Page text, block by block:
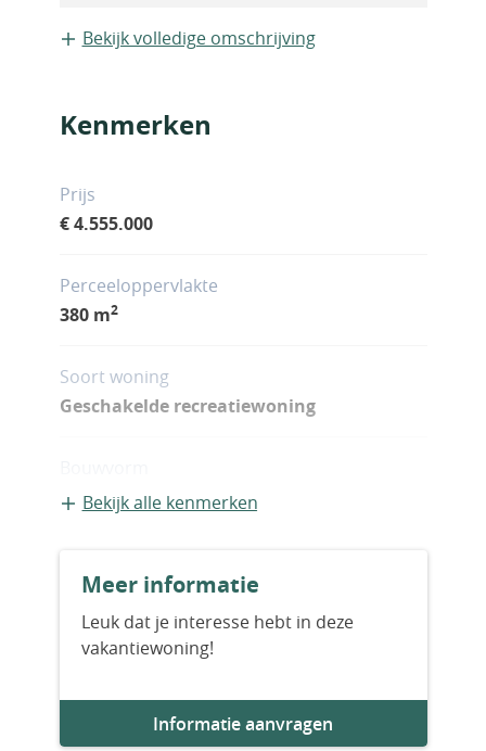
Bekijk volledige omschrijving
Kenmerken
Prijs
€ 4.555.000
Perceeloppervlakte
380 m2
Soort woning
Geschakelde recreatiewoning
Bestaande bouw
2027
Aantal slaapkamers
Aantal badkamers
Bekijk alle kenmerken
Meer informatie
Leuk dat je interesse hebt in deze
vakantiewoning!
Informatie aanvragen